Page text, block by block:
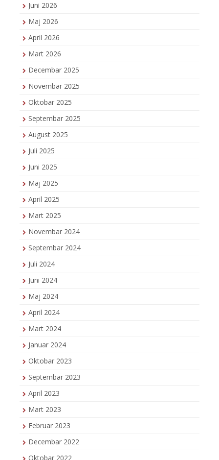
Juni 2026
Maj 2026
April 2026
Mart 2026
Decembar 2025
Novembar 2025
Oktobar 2025
Septembar 2025
August 2025
Juli 2025
Juni 2025
Maj 2025
April 2025
Mart 2025
Novembar 2024
Septembar 2024
Juli 2024
Juni 2024
Maj 2024
April 2024
Mart 2024
Januar 2024
Oktobar 2023
Septembar 2023
April 2023
Mart 2023
Februar 2023
Decembar 2022
Oktobar 2022